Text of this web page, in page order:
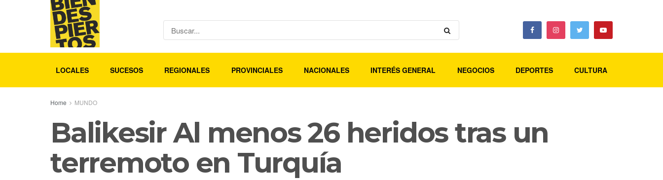
LOCALES SUCESOS REGIONALES PROVINCIALES NACIONALES INTERÉS GENERAL NEGOCIOS DEPORTES CULTURA
Home MUNDO
Balikesir Al menos 26 heridos tras un
terremoto en Turquía